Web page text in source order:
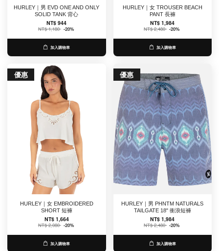
HURLEY｜男 EVD ONE AND ONLY
SOLID TANK 背心
NT$ 944
NT$ 1,180 -20%
加入購物車
HURLEY｜女 TROUSER BEACH
PANT 長褲
NT$ 1,984
NT$ 2,480 -20%
加入購物車
優惠
HURLEY｜女 EMBROIDERED
SHORT 短褲
NT$ 1,664
NT$ 2,080 -20%
加入購物車
優惠
HURLEY｜男 PHNTM NATURALS
TAILGATE 18" 衝浪短褲
NT$ 1,984
NT$ 2,480 -20%
加入購物車